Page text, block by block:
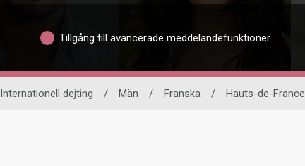
Tillgång till avancerade meddelandefunktioner
Internationell dejting / Män / Franska / Hauts-de-France